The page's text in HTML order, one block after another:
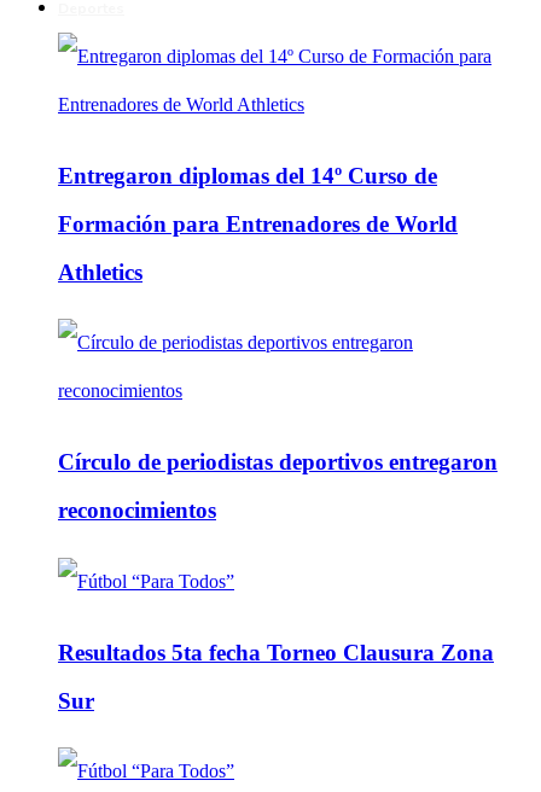
Entregaron diplomas del 14º Curso de
Formación para Entrenadores de World
Athletics
Círculo de periodistas deportivos entregaron
reconocimientos
Resultados 5ta fecha Torneo Clausura Zona
Sur